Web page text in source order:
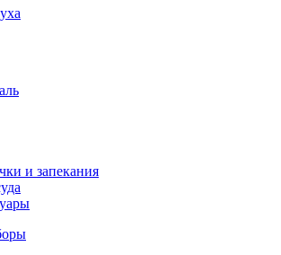
и запекания